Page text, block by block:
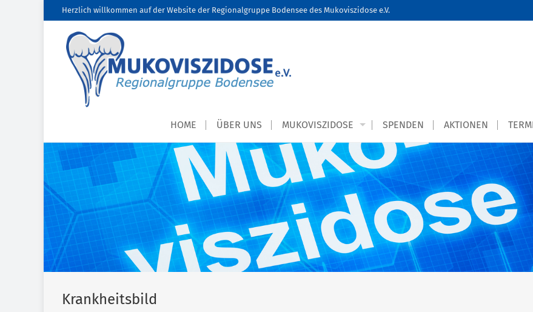
Herzlich willkommen auf der Website der Regionalgruppe Bodensee des Mukoviszidose e.V.
HOME ÜBER UNS MUKOVISZIDOSE SPENDEN AKTIONEN
Krankheitsbild